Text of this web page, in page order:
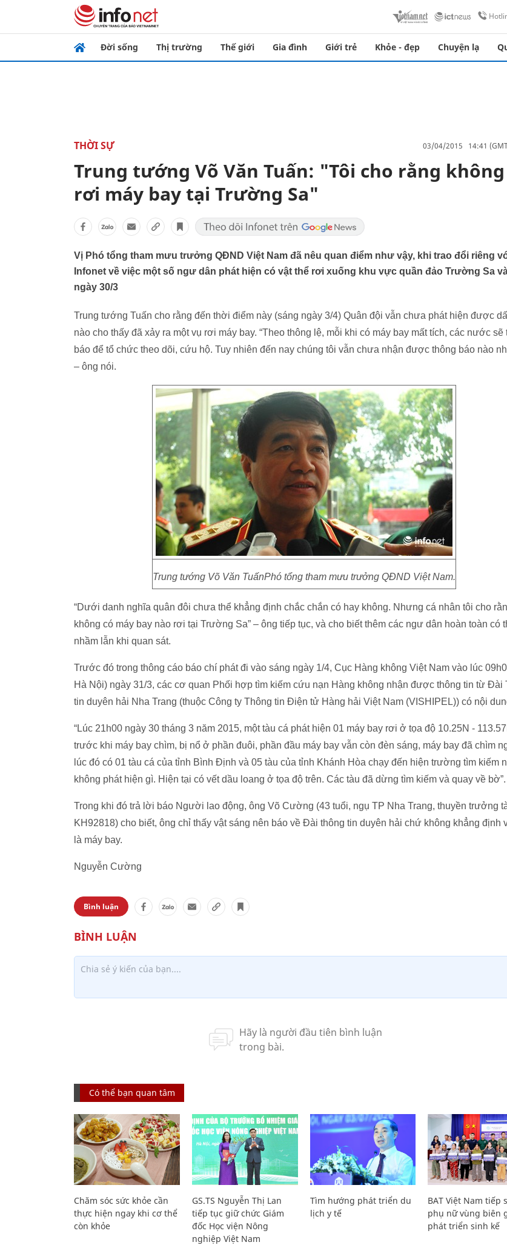
Đời sống Thị trường Thế giới Gia đình Giới trẻ Khỏe - đẹp Chuyện lạ
THỜI SỰ 03/04/2015 14:41
Trung tướng Võ Văn Tuấn: "Tôi cho rằng
rơi máy bay tại Trường Sa"
Vị Phó tổng tham mưu trưởng QĐND Việt Nam đã nêu quan điểm như vậy, khi trao đổi riêng
Infonet về việc một số ngư dân phát hiện có vật thể rơi xuống khu vực quần đảo Trường Sa
ngày 30/3
Trung tướng Tuấn cho rằng đến thời điểm này (sáng ngày 3/4) Quân đội vẫn chưa phát hiện được
nào cho thấy đã xảy ra một vụ rơi máy bay. “Theo thông lệ, mỗi khi có máy bay mất tích, các nước sẽ
báo để tổ chức theo dõi, cứu hộ. Tuy nhiên đến nay chúng tôi vẫn chưa nhận được thông báo nào
– ông nói.
Trung tướng Võ Văn TuấnPhó tổng tham mưu trưởng QĐND Việt Nam.
“Dưới danh nghĩa quân đôi chưa thể khẳng định chắc chắn có hay không. Nhưng cá nhân tôi cho
không có máy bay nào rơi tại Trường Sa” – ông tiếp tục, và cho biết thêm các ngư dân hoàn toàn có
nhầm lẫn khi quan sát.
Trước đó trong thông cáo báo chí phát đi vào sáng ngày 1/4, Cục Hàng không Việt Nam vào lúc
Hà Nội) ngày 31/3, các cơ quan Phối hợp tìm kiếm cứu nạn Hàng không nhận được thông tin từ Đài
tin duyên hải Nha Trang (thuộc Công ty Thông tin Điện tử Hàng hải Việt Nam (VISHIPEL)) có nội
“Lúc 21h00 ngày 30 tháng 3 năm 2015, một tàu cá phát hiện 01 máy bay rơi ở tọa độ 10.25N -
trước khi máy bay chìm, bị nổ ở phần đuôi, phần đầu máy bay vẫn còn đèn sáng, máy bay đã chìm
lúc đó có 01 tàu cá của tỉnh Bình Định và 05 tàu của tỉnh Khánh Hòa chạy đến hiện trường tìm kiếm
không phát hiện gì. Hiện tại có vết dầu loang ở tọa độ trên. Các tàu đã dừng tìm kiếm và quay về bờ”.
Trong khi đó trả lời báo Người lao động, ông Võ Cường (43 tuổi, ngụ TP Nha Trang, thuyền trưởng
KH92818) cho biết, ông chỉ thấy vật sáng nên báo về Đài thông tin duyên hải chứ không khẳng định
là máy bay.
Nguyễn Cường
Bình luận
Có thể bạn quan tâm
Chăm sóc sức khỏe cần
thực hiện ngay khi cơ thể
còn khỏe
GS.TS Nguyễn Thị Lan
tiếp tục giữ chức Giám
đốc Học viện Nông
nghiệp Việt Nam
Tìm hướng phát triển du
lịch y tế
BAT Việt Nam tiếp
phụ nữ vùng biên
phát triển sinh kế